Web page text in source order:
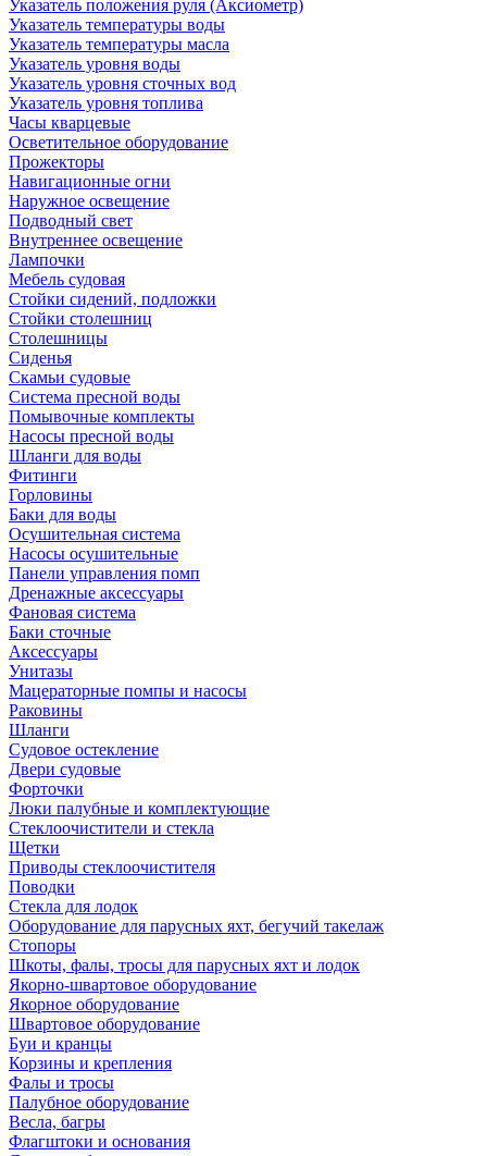
Указатель положения руля (Аксиометр)
Указатель температуры воды
Указатель температуры масла
Указатель уровня воды
Указатель уровня сточных вод
Указатель уровня топлива
Часы кварцевые
Осветительное оборудование
Прожекторы
Навигационные огни
Наружное освещение
Подводный свет
Внутреннее освещение
Лампочки
Мебель судовая
Стойки сидений, подложки
Стойки столешниц
Столешницы
Сиденья
Скамьи судовые
Система пресной воды
Помывочные комплекты
Насосы пресной воды
Шланги для воды
Фитинги
Горловины
Баки для воды
Осушительная система
Насосы осушительные
Панели управления помп
Дренажные аксессуары
Фановая система
Баки сточные
Аксессуары
Унитазы
Мацераторные помпы и насосы
Раковины
Шланги
Судовое остекление
Двери судовые
Форточки
Люки палубные и комплектующие
Стеклоочистители и стекла
Щетки
Приводы стеклоочистителя
Поводки
Стекла для лодок
Оборудование для парусных яхт, бегучий такелаж
Стопоры
Шкоты, фалы, тросы для парусных яхт и лодок
Якорно-швартовое оборудование
Якорное оборудование
Швартовое оборудование
Буи и кранцы
Корзины и крепления
Фалы и тросы
Палубное оборудование
Весла, багры
Флагштоки и основания